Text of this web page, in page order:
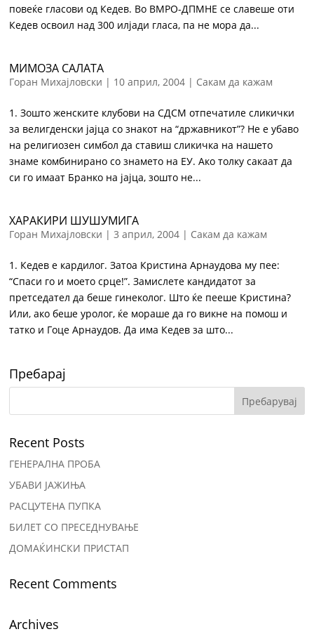
повеќе гласови од Кедев. Во ВМРО-ДПМНЕ се славеше оти
Кедев освоил над 300 илјади гласа, па не мора да...
МИМОЗА САЛАТА
Горан Михајловски | 10 април, 2004 | Сакам да кажам
1. Зошто женските клубови на СДСМ отпечатиле сликички
за велигденски јајца со знакот на “државникот”? Не е убаво
на религиозен симбол да ставиш сликичка на нашето
знаме комбинирано со знамето на ЕУ. Ако толку сакаат да
си го имаат Бранко на јајца, зошто не...
ХАРАКИРИ ШУШУМИГА
Горан Михајловски |3 април, 2004 | Сакам да кажам
1. Кедев е кардилог. Затоа Кристина Арнаудова му пее:
“Спаси го и моето срце!”. Замислете кандидатот за
претседател да беше гинеколог. Што ќе пееше Кристина?
Или, ако беше уролог, ќе мораше да го викне на помош и
татко и Гоце Арнаудов. Да има Кедев за што...
Пребарај
Recent Posts
ГЕНЕРАЛНА ПРОБА
УБАВИ ЈАЖИЊА
РАСЦУТЕНА ПУПКА
БИЛЕТ СО ПРЕСЕДНУВАЊЕ
ДОМАЌИНСКИ ПРИСТАП
Recent Comments
Archives